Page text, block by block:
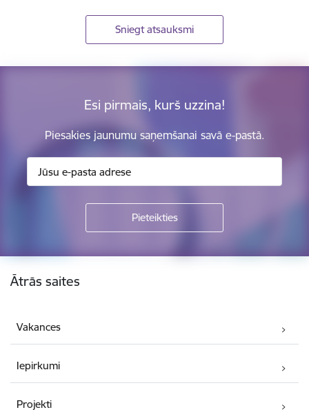
Sniegt atsauksmi
Esi pirmais, kurš uzzina!
Piesakies jaunumu saņemšanai savā e-pastā.
Kājene
Ātrās saites
Vakances
Iepirkumi
Projekti